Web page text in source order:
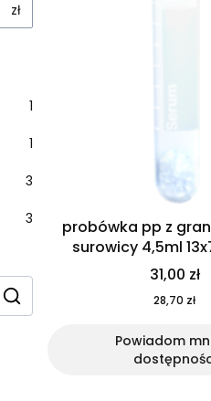
zł
1
1
3
3
Szukaj
probówka pp z
surowicy 4,5ml
31,00 zł
28,70 zł
Powiadom